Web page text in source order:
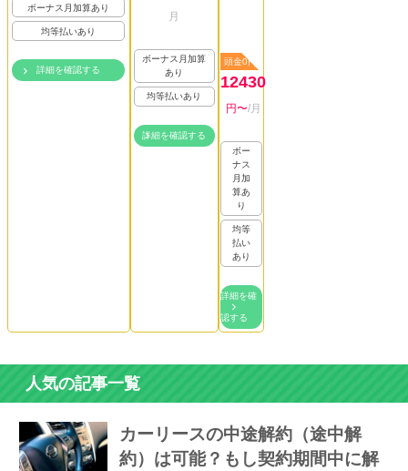
ボーナス月加算あり
均等払いあり
詳細を確認する
月
ボーナス月加算
あり
均等払いあり
詳細を確認する
頭金0円
12430
円〜/月
ボー
ナス
月加
算あ
り
均等
払い
あり
詳細を確
認する
人気の記事一覧
カーリースの中途解約（途中解
約）は可能？もし契約期間中に解